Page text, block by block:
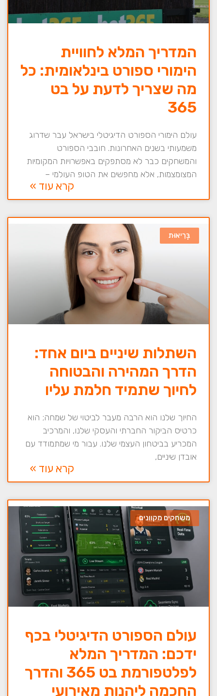
המדריך המלא לחוויית
הימורי ספורט בינלאומית: כל
מה שצריך לדעת על בט
365
עולם הימורי הספורט הדיגיטלי בישראל עבר שדרוג
משמעותי בשנים האחרונות. חובבי הספורט
והמשחקים כבר לא מסתפקים באפשרויות המקומיות
המצומצמות, אלא מחפשים את הטופ העולמי –
קרא עוד »
בְּרִיאוּת
השתלות שיניים ביום אחד:
הדרך המהירה והבטוחה
לחיוך שתמיד חלמת עליו
החיוך שלנו הוא הרבה מעבר לביטוי של שמחה; הוא
כרטיס הביקור החברתי והעסקי שלנו, והמרכיב
המכריע בביטחון העצמי שלנו. עבור מי שמתמודד עם
אובדן שיניים,
קרא עוד »
משחקים מקוונים
עולם הספורט הדיגיטלי בכף
ידכם: המדריך המלא
לפלטפורמת בט 365 והדרך
החכמה ליהנות מאירועי